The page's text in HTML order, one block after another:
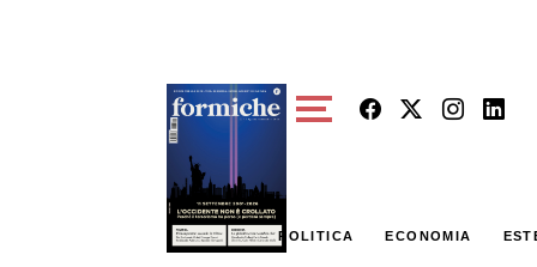
POLITICA ECONOMIA